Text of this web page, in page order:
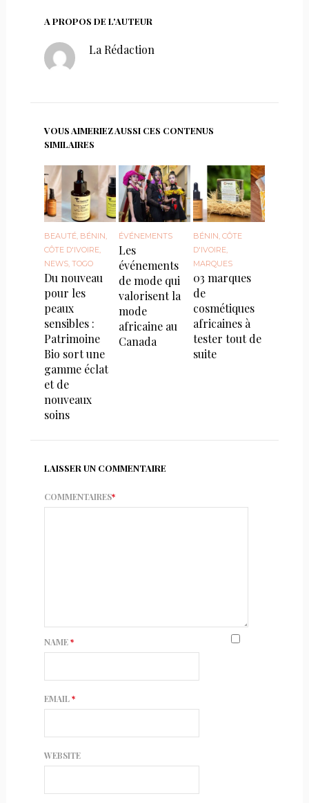
A PROPOS DE L'AUTEUR
La Rédaction
VOUS AIMERIEZ AUSSI CES CONTENUS
SIMILAIRES
BEAUTÉ, BÉNIN,
CÔTE D'IVOIRE,
NEWS, TOGO
Du nouveau
pour les
peaux
sensibles :
Patrimoine
Bio sort une
gamme éclat
et de
nouveaux
soins
ÉVÉNEMENTS
Les
événements
de mode qui
valorisent la
mode
africaine au
Canada
BÉNIN,CÔTE
D'IVOIRE,
MARQUES
03 marques
de
cosmétiques
africaines à
tester tout de
suite
LAISSER UN COMMENTAIRE
COMMENTAIRES*
NAME*
EMAIL*
WEBSITE